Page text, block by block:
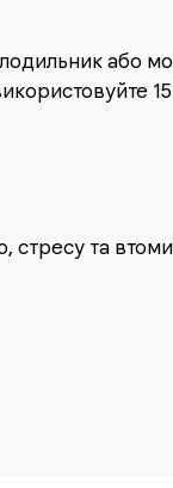
або
стресу та